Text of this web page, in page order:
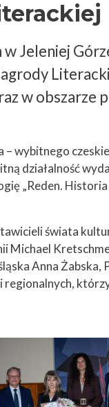
Jeleniej
w obszarze
– wybitnego
działalność
„Reden. Historia
świata
Michael
Anna Żabska,